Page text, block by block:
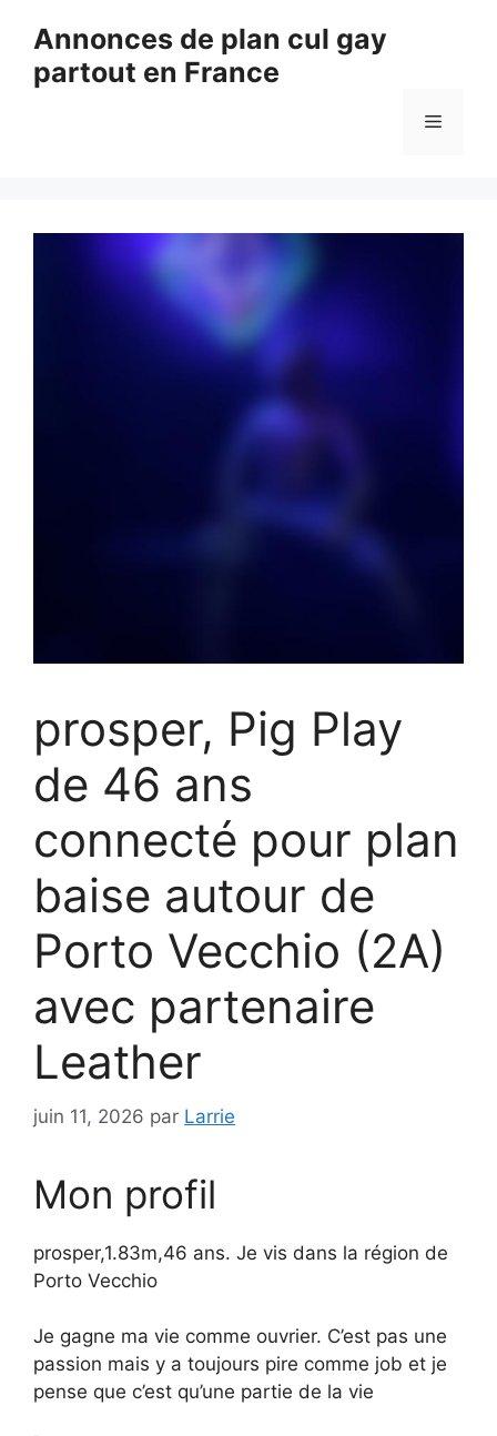
contenu
Annonces de plan cul gay
partout en France
Menu
prosper, Pig Play
de 46 ans
connecté pour plan
baise autour de
Porto Vecchio (2A)
avec partenaire
Leather
juin 11, 2026 par Larrie
Mon profil
prosper,1.83m,46 ans. Je vis dans la région de
Porto Vecchio
Je gagne ma vie comme ouvrier. C’est pas une
passion mais y a toujours pire comme job et je
pense que c’est qu’une partie de la vie